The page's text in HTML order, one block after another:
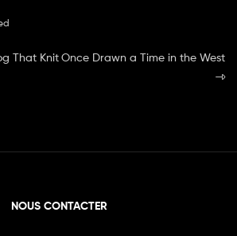
That Knit Once Drawn a Time in the West
NOUS CONTACTER